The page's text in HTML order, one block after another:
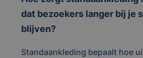
dat bezoekers langer bij je
blijven?
Standaankleding bepaalt hoe